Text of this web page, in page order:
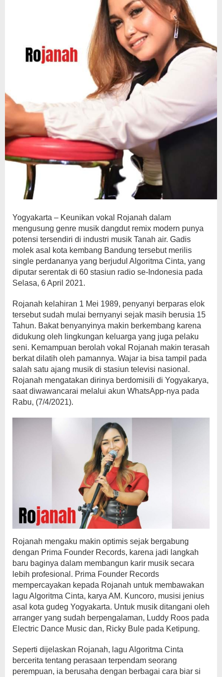
Yogyakarta – Keunikan vokal Rojanah dalam
mengusung genre musik dangdut remix modern punya
potensi tersendiri di industri musik Tanah air. Gadis
molek asal kota kembang Bandung tersebut merilis
single perdananya yang berjudul Algoritma Cinta, yang
diputar serentak di 60 stasiun radio se-Indonesia pada
Selasa, 6 April 2021.
Rojanah kelahiran 1 Mei 1989, penyanyi berparas elok
tersebut sudah mulai bernyanyi sejak masih berusia 15
Tahun. Bakat benyanyinya makin berkembang karena
didukung oleh lingkungan keluarga yang juga pelaku
seni. Kemampuan berolah vokal Rojanah makin terasah
berkat dilatih oleh pamannya. Wajar ia bisa tampil pada
salah satu ajang musik di stasiun televisi nasional.
Rojanah mengatakan dirinya berdomisili di Yogyakarya,
saat diwawancarai melalui akun WhatsApp-nya pada
Rabu, (7/4/2021).
Rojanah mengaku makin optimis sejak bergabung
dengan Prima Founder Records, karena jadi langkah
baru baginya dalam membangun karir musik secara
lebih profesional. Prima Founder Records
mempercayakan kepada Rojanah untuk membawakan
lagu Algoritma Cinta, karya AM. Kuncoro, musisi jenius
asal kota gudeg Yogyakarta. Untuk musik ditangani oleh
arranger yang sudah berpengalaman, Luddy Roos pada
Electric Dance Music dan, Ricky Bule pada Ketipung.
Seperti dijelaskan Rojanah, lagu Algoritma Cinta
bercerita tentang perasaan terpendam seorang
perempuan, ia berusaha dengan berbagai cara biar si